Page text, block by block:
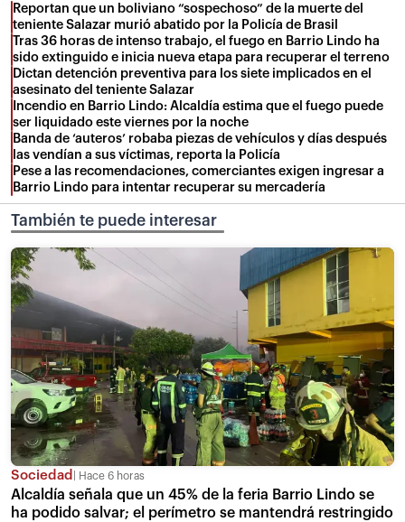
Reportan que un boliviano “sospechoso” de la muerte del
teniente Salazar murió abatido por la Policía de Brasil
Tras 36 horas de intenso trabajo, el fuego en Barrio Lindo ha
sido extinguido e inicia nueva etapa para recuperar el terreno
Dictan detención preventiva para los siete implicados en el
asesinato del teniente Salazar
Incendio en Barrio Lindo: Alcaldía estima que el fuego puede
ser liquidado este viernes por la noche
Banda de ‘auteros’ robaba piezas de vehículos y días después
las vendían a sus víctimas, reporta la Policía
Pese a las recomendaciones, comerciantes exigen ingresar a
Barrio Lindo para intentar recuperar su mercadería
También te puede interesar
Sociedad Hace 6 horas
Alcaldía señala que un 45% de la feria Barrio Lindo se
ha podido salvar; el perímetro se mantendrá restringido